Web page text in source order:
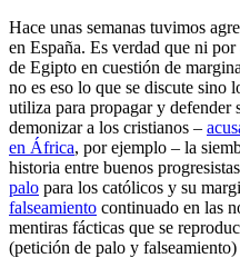
Hace unas semanas tuvimos
en España. Es verdad que ni
de Egipto en cuestión de
no es eso lo que se discute sino
utiliza para propagar y defender
demonizar a los cristianos –
en África, por ejemplo – la
historia entre buenos
palo para los católicos y su
falseamiento continuado en las
mentiras fácticas que se
(petición de palo y